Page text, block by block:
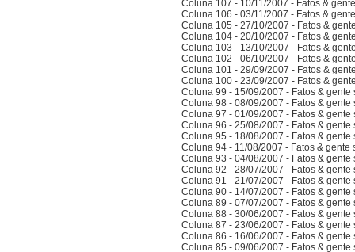
Coluna 107 - 10/11/2007 - Fatos &
Coluna 106 - 03/11/2007 - Fatos &
Coluna 105 - 27/10/2007 - Fatos &
Coluna 104 - 20/10/2007 - Fatos &
Coluna 103 - 13/10/2007 - Fatos &
Coluna 102 - 06/10/2007 - Fatos &
Coluna 101 - 29/09/2007 - Fatos &
Coluna 100 - 23/09/2007 - Fatos &
Coluna 99 - 15/09/2007 - Fatos &
Coluna 98 - 08/09/2007 - Fatos &
Coluna 97 - 01/09/2007 - Fatos &
Coluna 96 - 25/08/2007 - Fatos &
Coluna 95 - 18/08/2007 - Fatos &
Coluna 94 - 11/08/2007 - Fatos &
Coluna 93 - 04/08/2007 - Fatos &
Coluna 92 - 28/07/2007 - Fatos &
Coluna 91 - 21/07/2007 - Fatos &
Coluna 90 - 14/07/2007 - Fatos &
Coluna 89 - 07/07/2007 - Fatos &
Coluna 88 - 30/06/2007 - Fatos &
Coluna 87 - 23/06/2007 - Fatos &
Coluna 86 - 16/06/2007 - Fatos &
Coluna 85 - 09/06/2007 - Fatos &